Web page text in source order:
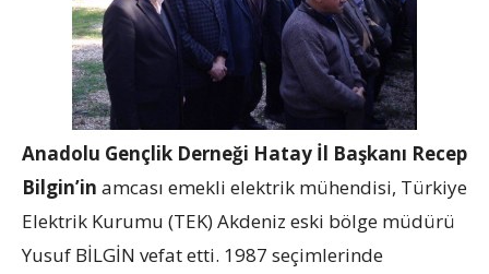
Anadolu Gençlik Derneği Hatay İl Başkanı Recep
Bilgin’in amcası emekli elektrik mühendisi, Türkiye
Elektrik Kurumu (TEK) Akdeniz eski bölge müdürü
Yusuf BİLGİN vefat etti. 1987 seçimlerinde